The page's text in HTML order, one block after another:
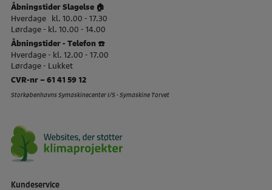
Åbningstider Slagelse 🏠
Hverdage kl. 10.00 - 17.30
Lørdage - kl. 10.00 - 14.00
Åbningstider - Telefon ☎️
Hverdage - kl. 12.00 - 17.00
Lørdage - Lukket
CVR-nr – 61 41 59 12
Storkøbenhavns Symaskinecenter I/S - Symaskine Torvet
Kundeservice